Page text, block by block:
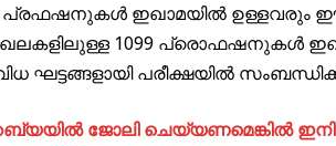
ഇഖാമയിൽ ഉള്ളവരും ഈ
1099 പ്രൊഫഷനുകൾ
ഘട്ടങ്ങളായി പരീക്ഷയിൽ
ജോലി ചെയ്യണമെങ്കിൽ